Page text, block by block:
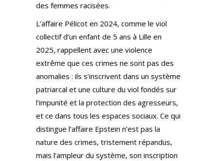
des femmes racisées.
L’affaire Pélicot en 2024, comme le viol
collectif d’un enfant de 5 ans à Lille en
2025, rappellent avec une violence
extrême que ces crimes ne sont pas des
anomalies : ils s’inscrivent dans un système
patriarcal et une culture du viol fondés sur
l’impunité et la protection des agresseurs,
et ce dans tous les espaces sociaux. Ce qui
distingue l’affaire Epstein n’est pas la
nature des crimes, tristement répandus,
mais l’ampleur du système, son inscription